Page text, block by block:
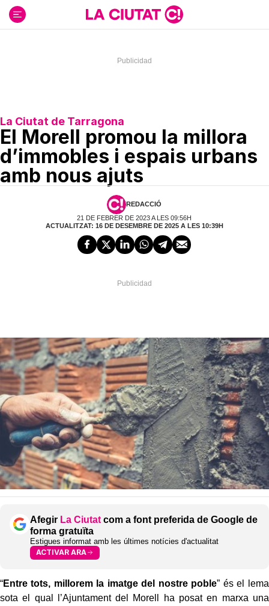
contenido
La Ciutat de Tarragona
El Morell promou la millora
d’immobles i espais urbans
amb nous ajuts
REDACCIÓ
21 DE FEBRER DE 2023 A LES 09:56H
ACTUALITZAT: 16 DE DESEMBRE DE 2025 A LES 10:39H
Afegir La Ciutat com a font preferida de Google de
forma gratuïta
Estigues informat amb les últimes notícies d'actualitat
ACTIVAR ARA
“Entre tots, millorem la imatge del nostre poble” és el lema
sota el qual l’Ajuntament del Morell ha posat en marxa una